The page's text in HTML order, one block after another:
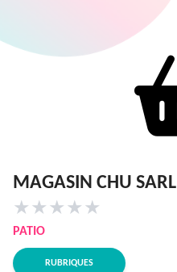
MAGASIN CHU SARL
★ ★ ★ ★ ★
PATIO
RUBRIQUES